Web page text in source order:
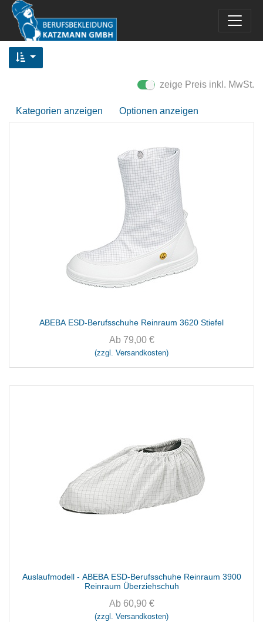
zeige Preis inkl. MwSt.
Kategorien anzeigen Optionen anzeigen
ABEBA ESD-Berufsschuhe Reinraum 3620 Stiefel
Ab 79,00€
(zzgl. Versandkosten)
Auslaufmodell - ABEBA ESD-Berufsschuhe Reinraum 3900
Reinraum Überziehschuh
Ab 60,90€
(zzgl. Versandkosten)